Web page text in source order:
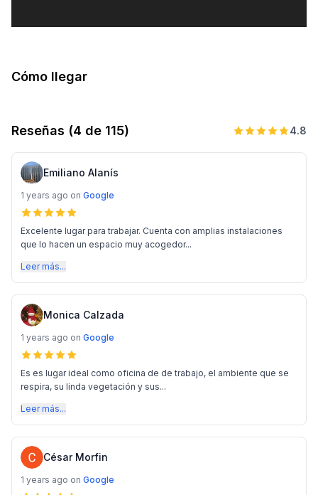
Cómo llegar
Reseñas (4 de 115) 4.8
Emiliano Alanís
1 years ago on Google
Excelente lugar para trabajar. Cuenta con amplias instalaciones
que lo hacen un espacio muy acogedor...
Leer más...
Monica Calzada
1 years ago on Google
Es es lugar ideal como oficina de de trabajo, el ambiente que se
respira, su linda vegetación y sus...
Leer más...
César Morfin
1 years ago on Google